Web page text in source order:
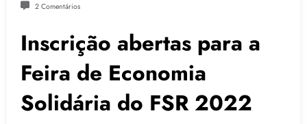
2 Comentários
Inscrição abertas para a
Feira de Economia
Solidária do FSR 2022